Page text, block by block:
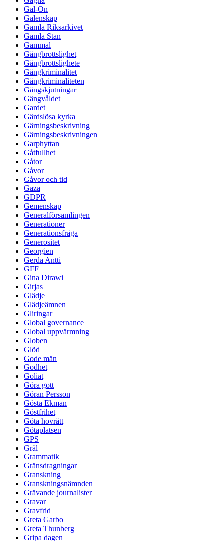
Gal-On
Galenskap
Gamla Riksarkivet
Gamla Stan
Gammal
Gängbrottslighet
Gängbrottslighete
Gängkriminalitet
Gängkriminaliteten
Gängskjutningar
Gängvåldet
Gardet
Gärdslösa kyrka
Gärningsbeskrivning
Gärningsbeskrivningen
Garphyttan
Gåtfullhet
Gåtor
Gåvor
Gåvor och tid
Gaza
GDPR
Gemenskap
Generalförsamlingen
Generationer
Generationsfråga
Generositet
Georgien
Gerda Antti
GFF
Gina Dirawi
Girjas
Glädje
Glädjeämnen
Gliringar
Global governance
Global uppvärmning
Globen
Glöd
Gode män
Godhet
Goliat
Göra gott
Göran Persson
Gösta Ekman
Göstfrihet
Göta hovrätt
Götaplatsen
GPS
Gräl
Grammatik
Gränsdragningar
Granskning
Granskningsnämnden
Grävande journalister
Gravar
Gravfrid
Greta Garbo
Greta Thunberg
Gripa dagen